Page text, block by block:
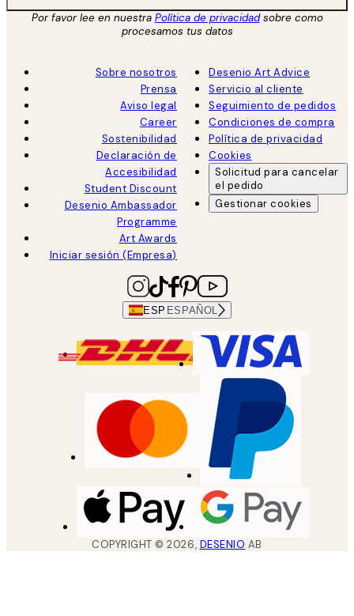
Por favor lee en nuestra Política de privacidadsobre como
procesamos tus datos
Sobre nosotros
Prensa
Aviso legal
Career
Sostenibilidad
Declaración de
Accesibilidad
Student Discount
Desenio Ambassador
Programme
Art Awards
Iniciar sesión (Empresa)
Desenio Art Advice
Servicio al cliente
Seguimiento de pedidos
Condiciones de compra
Política de privacidad
Cookies
Solicitud para cancelar
el pedido
Gestionar cookies
ESP ESPAÑOL
COPYRIGHT ©2026, DESENIO AB